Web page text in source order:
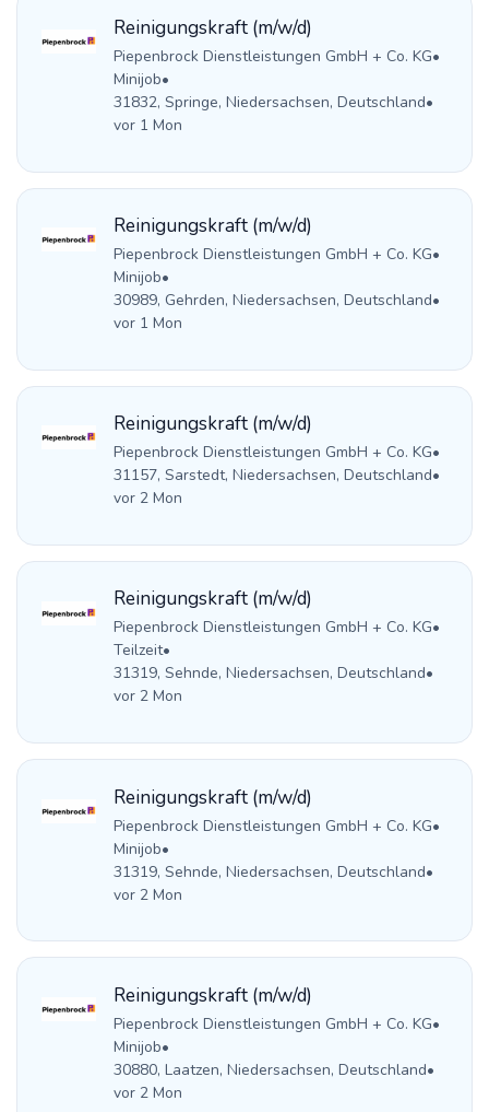
Reinigungskraft (m/w/d)
Piepenbrock Dienstleistungen GmbH + Co. KG•
Minijob•
31832, Springe, Niedersachsen, Deutschland•
vor 1 Mon
Reinigungskraft (m/w/d)
Piepenbrock Dienstleistungen GmbH + Co. KG•
Minijob•
30989, Gehrden, Niedersachsen, Deutschland•
vor 1 Mon
Reinigungskraft (m/w/d)
Piepenbrock Dienstleistungen GmbH + Co. KG•
31157, Sarstedt, Niedersachsen, Deutschland•
vor 2 Mon
Reinigungskraft (m/w/d)
Piepenbrock Dienstleistungen GmbH + Co. KG•
Teilzeit•
31319, Sehnde, Niedersachsen, Deutschland•
vor 2 Mon
Reinigungskraft (m/w/d)
Piepenbrock Dienstleistungen GmbH + Co. KG•
Minijob•
31319, Sehnde, Niedersachsen, Deutschland•
vor 2 Mon
Reinigungskraft (m/w/d)
Piepenbrock Dienstleistungen GmbH + Co. KG•
Minijob•
30880, Laatzen, Niedersachsen, Deutschland•
vor 2 Mon